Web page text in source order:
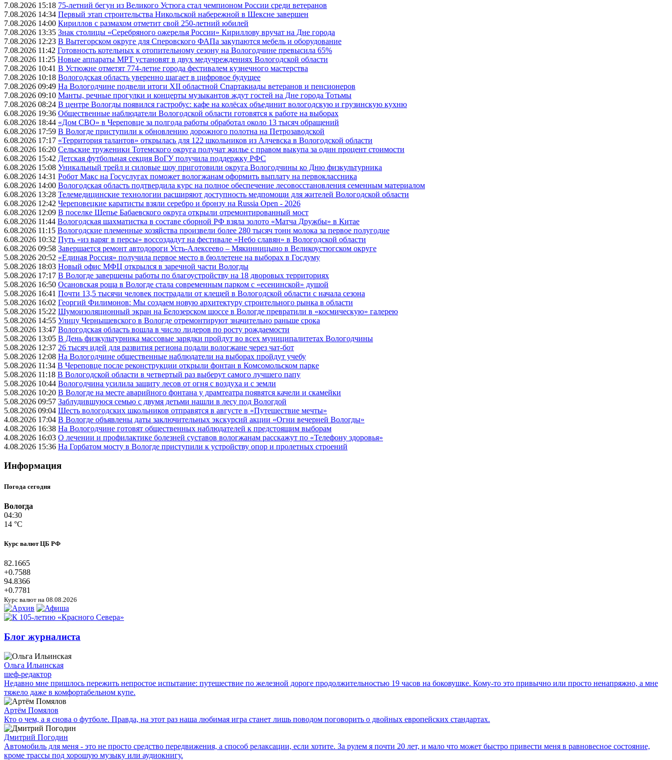
7.08.2026 15:18 75-летний бегун из Великого Устюга стал чемпионом России среди ветеранов
7.08.2026 14:34 Первый этап строительства Никольской набережной в Шексне завершен
7.08.2026 14:00 Кириллов с размахом отметит свой 250-летний юбилей
7.08.2026 13:35 Знак столицы «Серебряного ожерелья России» Кириллову вручат на Дне города
7.08.2026 12:23 В Вытегорском округе для Сперовского ФАПа закупаются мебель и оборудование
7.08.2026 11:42 Готовность котельных к отопительному сезону на Вологодчине превысила 65%
7.08.2026 11:25 Новые аппараты МРТ установят в двух медучреждениях Вологодской области
7.08.2026 10:41 В Устюжне отметят 774-летие города фестивалем кузнечного мастерства
7.08.2026 10:18 Вологодская область уверенно шагает в цифровое будущее
7.08.2026 09:49 На Вологодчине подвели итоги XII областной Спартакиады ветеранов и пенсионеров
7.08.2026 09:10 Манты, речные прогулки и концерты музыкантов ждут гостей на Дне города Тотьмы
7.08.2026 08:24 В центре Вологды появился гастробус: кафе на колёсах объединит вологодскую и грузинскую кухню
6.08.2026 19:36 Общественные наблюдатели Вологодской области готовятся к работе на выборах
6.08.2026 18:44 «Дом СВО» в Череповце за полгода работы обработал около 13 тысяч обращений
6.08.2026 17:59 В Вологде приступили к обновлению дорожного полотна на Петрозаводской
6.08.2026 17:17 «Территория талантов» открылась для 122 школьников из Алчевска в Вологодской области
6.08.2026 16:20 Сельские труженики Тотемского округа получат жилье с правом выкупа за один процент стоимости
6.08.2026 15:42 Детская футбольная секция ВоГУ получила поддержку РФС
6.08.2026 15:08 Уникальный трейл и силовые шоу приготовили округа Вологодчины ко Дню физкультурника
6.08.2026 14:31 Робот Макс на Госуслугах поможет вологжанам оформить выплату на первоклассника
6.08.2026 14:00 Вологодская область подтвердила курс на полное обеспечение лесовосстановления семенным материалом
6.08.2026 13:28 Телемедицинские технологии расширяют доступность медпомощи для жителей Вологодской области
6.08.2026 12:42 Череповецкие каратисты взяли серебро и бронзу на Russia Open - 2026
6.08.2026 12:09 В поселке Щепье Бабаевского округа открыли отремонтированный мост
6.08.2026 11:44 Вологодская шахматистка в составе сборной РФ взяла золото «Матча Дружбы» в Китае
6.08.2026 11:15 Вологодские племенные хозяйства произвели более 280 тысяч тонн молока за первое полугодие
6.08.2026 10:32 Путь «из варяг в персы» воссоздадут на фестивале «Небо славян» в Вологодской области
6.08.2026 09:58 Завершается ремонт автодороги Усть-Алексеево – Мякинницыно в Великоустюгском округе
5.08.2026 20:52 «Единая Россия» получила первое место в бюллетене на выборах в Госдуму
5.08.2026 18:03 Новый офис МФЦ открылся в заречной части Вологды
5.08.2026 17:17 В Вологде завершены работы по благоустройству на 18 дворовых территориях
5.08.2026 16:50 Осановская роща в Вологде стала современным парком с «есенинской» душой
5.08.2026 16:41 Почти 13,5 тысячи человек пострадали от клещей в Вологодской области с начала сезона
5.08.2026 16:02 Георгий Филимонов: Мы создаем новую архитектуру строительного рынка в области
5.08.2026 15:22 Шумоизоляционный экран на Белозерском шоссе в Вологде превратили в «космическую» галерею
5.08.2026 14:55 Улицу Чернышевского в Вологде отремонтируют значительно раньше срока
5.08.2026 13:47 Вологодская область вошла в число лидеров по росту рождаемости
5.08.2026 13:05 В День физкультурника массовые зарядки пройдут во всех муниципалитетах Вологодчины
5.08.2026 12:37 26 тысяч идей для развития региона подали вологжане через чат-бот
5.08.2026 12:08 На Вологодчине общественные наблюдатели на выборах пройдут учебу
5.08.2026 11:34 В Череповце после реконструкции открыли фонтан в Комсомольском парке
5.08.2026 11:18 В Вологодской области в четвертый раз выберут самого лучшего папу
5.08.2026 10:44 Вологодчина усилила защиту лесов от огня с воздуха и с земли
5.08.2026 10:20 В Вологде на месте аварийного фонтана у драмтеатра появятся качели и скамейки
5.08.2026 09:57 Заблудившуюся семью с двумя детьми нашли в лесу под Вологдой
5.08.2026 09:04 Шесть вологодских школьников отправятся в августе в «Путешествие мечты»
4.08.2026 17:04 В Вологде объявлены даты заключительных экскурсий акции «Огни вечерней Вологды»
4.08.2026 16:38 На Вологодчине готовят общественных наблюдателей к предстоящим выборам
4.08.2026 16:03 О лечении и профилактике болезней суставов вологжанам расскажут по «Телефону здоровья»
4.08.2026 15:36 На Горбатом мосту в Вологде приступили к устройству опор и пролетных строений
Информация
Погода сегодня
Вологда
04:30
14 °C
Курс валют ЦБ РФ
82.1665
+0.7588
94.8366
+0.7781
Курс валют на 08.08.2026
Блог журналиста
Ольга Ильинская
шеф-редактор
Недавно мне пришлось пережить непростое испытание: путешествие по железной дороге продолжительностью 19 часов на боковушке. Кому-то это привычно или просто ненапряжно, а мне
тяжело даже в комфортабельном купе.
Артём Помялов
Кто о чем, а я снова о футболе. Правда, на этот раз наша любимая игра станет лишь поводом поговорить о двойных европейских стандартах.
Дмитрий Погодин
Автомобиль для меня - это не просто средство передвижения, а способ релаксации, если хотите. За рулем я почти 20 лет, и мало что может быстро привести меня в равновесное состояние,
кроме трассы под хорошую музыку или аудиокнигу.